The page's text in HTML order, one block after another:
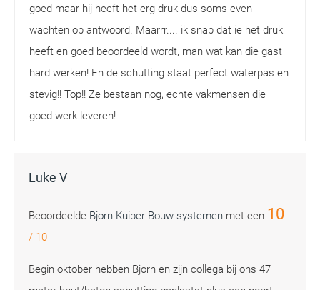
goed maar hij heeft het erg druk dus soms even
wachten op antwoord. Maarrr.... ik snap dat ie het druk
heeft en goed beoordeeld wordt, man wat kan die gast
hard werken! En de schutting staat perfect waterpas en
stevig!! Top!! Ze bestaan nog, echte vakmensen die
goed werk leveren!
Luke V
Beoordeelde Bjorn Kuiper Bouw systemen met een 10
/ 10
Begin oktober hebben Bjorn en zijn collega bij ons 47